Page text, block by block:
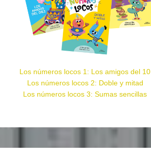
Los números locos 1: Los amigos del 10
Los números locos 2: Doble y mitad
Los números locos 3: Sumas sencillas